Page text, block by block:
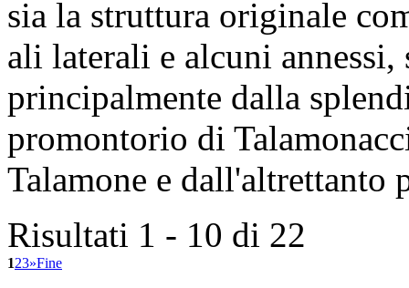
sia la struttura originale
ali laterali e alcuni
principalmente dalla
promontorio di
Talamone e dall'altrettanto
Risultati 1 - 10 di 22
123»Fine